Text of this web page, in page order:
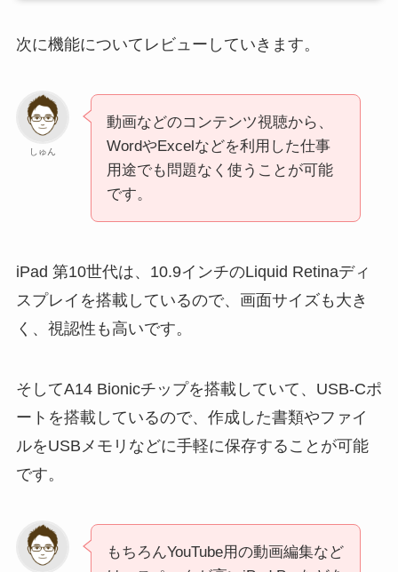
次に機能についてレビューしていきます。
しゅん
動画などのコンテンツ視聴から、
WordやExcelなどを利用した仕事
用途でも問題なく使うことが可能
です。
iPad 第10世代は、10.9インチのLiquid Retinaディ
スプレイを搭載しているので、画面サイズも大き
く、視認性も高いです。
そしてA14 Bionicチップを搭載していて、USB-Cポ
ートを搭載しているので、作成した書類やファイ
ルをUSBメモリなどに手軽に保存することが可能
です。
もちろんYouTube用の動画編集など